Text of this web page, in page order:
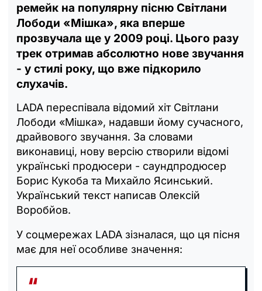
ремейк на популярну пісню Світлани
Лободи «Мішка», яка вперше
прозвучала ще у 2009 році. Цього разу
трек отримав абсолютно нове звучання
- у стилі року, що вже підкорило
слухачів.
LADA переспівала відомий хіт Світлани
Лободи «Мішка», надавши йому сучасного,
драйвового звучання. За словами
виконавиці, нову версію створили відомі
українські продюсери - саундпродюсер
Борис Кукоба та Михайло Ясинський.
Український текст написав Олексій
Воробйов.
У соцмережах LADA зізналася, що ця пісня
має для неї особливе значення: